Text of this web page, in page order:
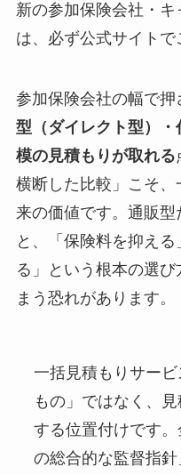
新の参加保険会社・
は、必ず公式サイトで
参加保険会社の幅で押
型（ダイレクト型）
模の見積もりが取れる
横断した比較」こそ
来の価値です。通販
と、「保険料を抑え
る」という根本の選
まう恐れがあります。
一括見積もりサー
もの」ではなく、
する位置付けです
の総合的な監督指